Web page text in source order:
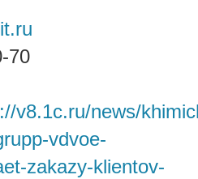
70
v8.1c.ru/news/
vdvoe-
zakazy-klientov-